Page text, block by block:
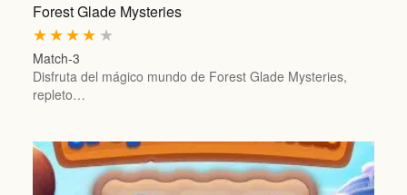
Forest Glade Mysteries
★
★
★
★
★
Match-3
Disfruta del mágico mundo de Forest Glade Mysteries,
repleto…